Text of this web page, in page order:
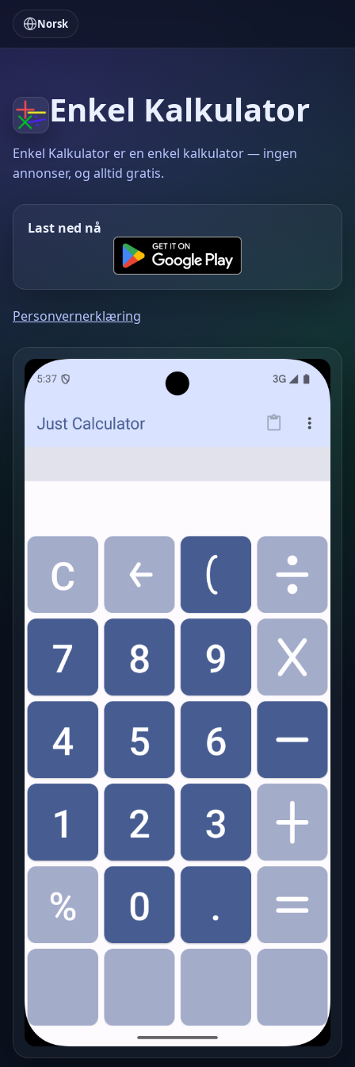
Norsk
Enkel Kalkulator
Enkel Kalkulator er en enkel kalkulator — ingen
annonser, og alltid gratis.
Last ned nå
Personvernerklæring